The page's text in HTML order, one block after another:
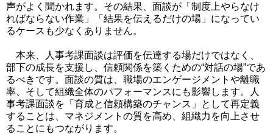
声がよく聞かれます。その結果、面談が「制度上やらなけ
ればならない作業」「結果を伝えるだけの場」になってい
るケースも少なくありません。
本来、人事考課面談は評価を伝達する場だけではなく、
部下の成長を支援し、信頼関係を築くための“対話の場”であ
るべきです。面談の質は、職場のエンゲージメントや離職
率、そして組織全体のパフォーマンスにも影響します。人
事考課面談を「育成と信頼構築のチャンス」として再定義
することは、マネジメントの質を高め、組織力を向上させ
ることにもつながります。